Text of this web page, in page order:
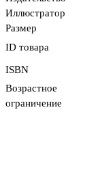
Иллюстратор
Размер
ID товара
ISBN
Возрастное
ограничение